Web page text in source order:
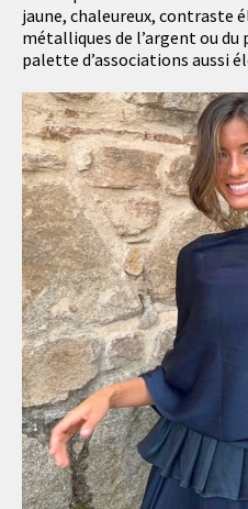
jaune, chaleureux, contraste
métalliques de l’argent ou
palette d’associations aussi